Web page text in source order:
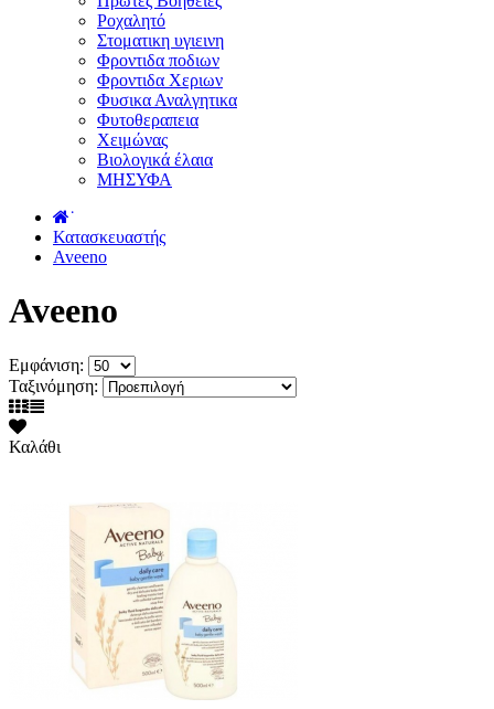
Ροχαλητό
Στοματικη υγιεινη
Φροντιδα ποδιων
Φροντιδα Χεριων
Φυσικα Αναλγητικα
Φυτοθεραπεια
Χειμώνας
Βιολογικά έλαια
ΜΗΣΥΦΑ
˙
Κατασκευαστής
Aveeno
Aveeno
Εμφάνιση:
Ταξινόμηση:
Καλάθι